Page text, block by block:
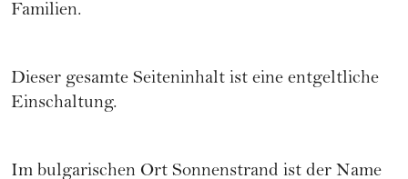
Familien.
Dieser gesamte Seiteninhalt ist eine entgeltliche
Einschaltung.
Im bulgarischen Ort Sonnenstrand ist der Name